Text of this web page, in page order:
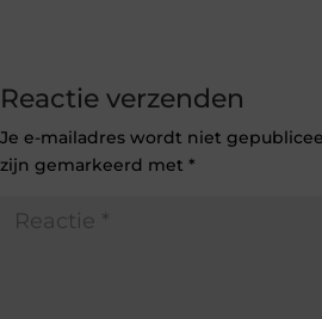
Reactie verzenden
Je e-mailadres wordt niet
zijn gemarkeerd met *